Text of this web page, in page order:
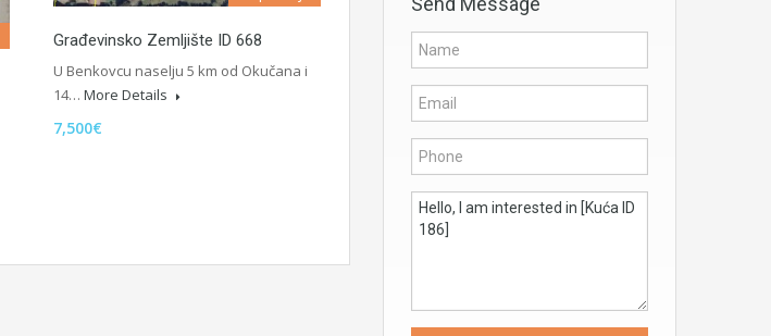
Građevinsko Zemljište ID 668
U Benkovcu naselju 5 km od Okučana i
14… More Details
7,500€